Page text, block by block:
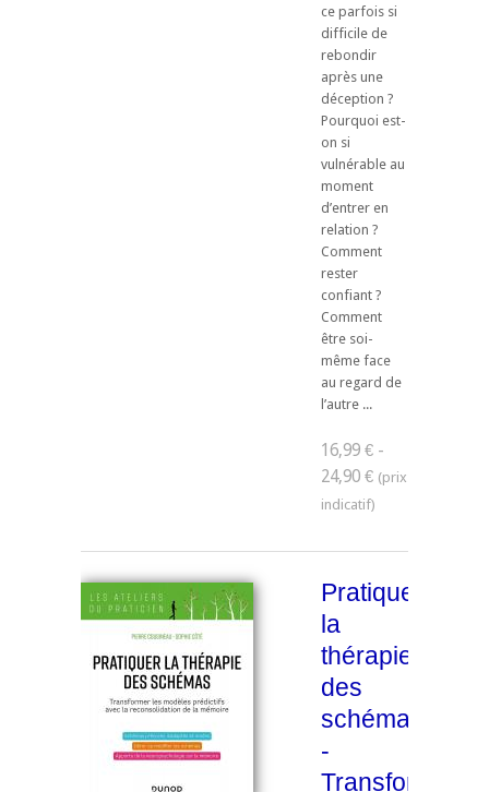
ce parfois si
difficile de
rebondir
après une
déception ?
Pourquoi est-
on si
vulnérable au
moment
d’entrer en
relation ?
Comment
rester
confiant ?
Comment
être soi-
même face
au regard de
l’autre ...
16,99 € -
24,90 €
Pratiquer
la
thérapie
des
schémas
-
Transformer